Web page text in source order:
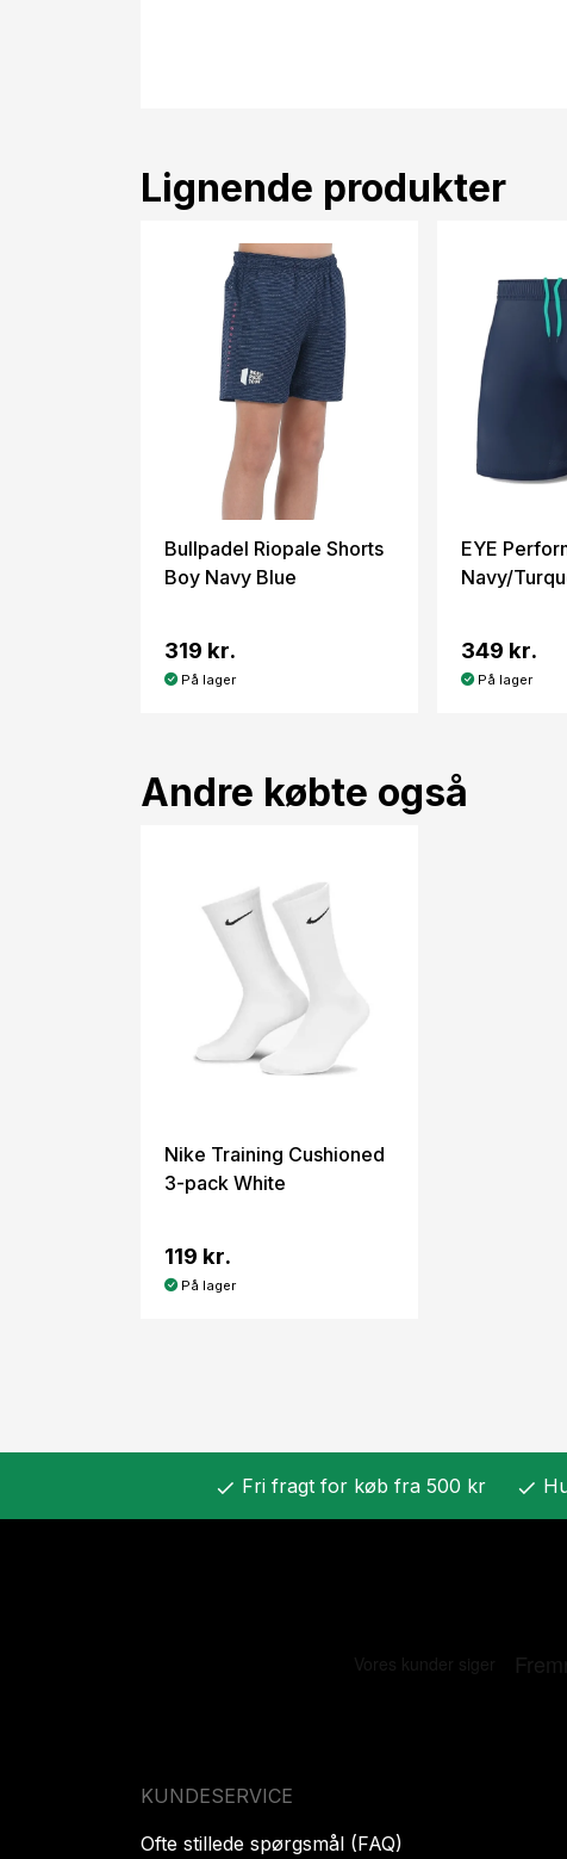
Lignende produkter
Bullpadel Riopale Shorts
Boy Navy Blue
319 kr.
På lager
EYE
Navy/
349 kr.
På lager
Andre købte også
Nike Training Cushioned
3-pack White
119 kr.
På lager
check Fri fragt for køb fra 500 kr check
KUNDESERVICE
Ofte stillede spørgsmål (FAQ)